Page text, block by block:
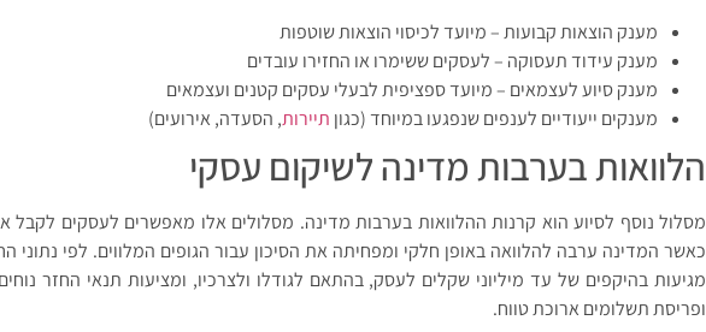
מענק הוצאות קבועות – מיועד לכיסוי הוצאות שוטפות
מענק עידוד תעסוקה – לעסקים ששימרו או החזירו עובדים
מענק סיוע לעצמאים – מיועד ספציפית לבעלי עסקים קטנים ועצמאים
מענקים ייעודיים לענפים שנפגעו במיוחד (כגון תיירות, הסעדה, אירועים)
הלוואות בערבות מדינה לשיקום עסקי
מסלול נוסף לסיוע הוא קרנות ההלוואות בערבות מדינה. מסלולים אלו מאפשרים לעסקים לקבל
כאשר המדינה ערבה להלוואה באופן חלקי ומפחיתה את הסיכון עבור הגופים המלווים. לפי נתוני
מגיעות בהיקפים של עד מיליוני שקלים לעסק, בהתאם לגודלו ולצרכיו, ומציעות תנאי החזר
ופריסת תשלומים ארוכת טווח.